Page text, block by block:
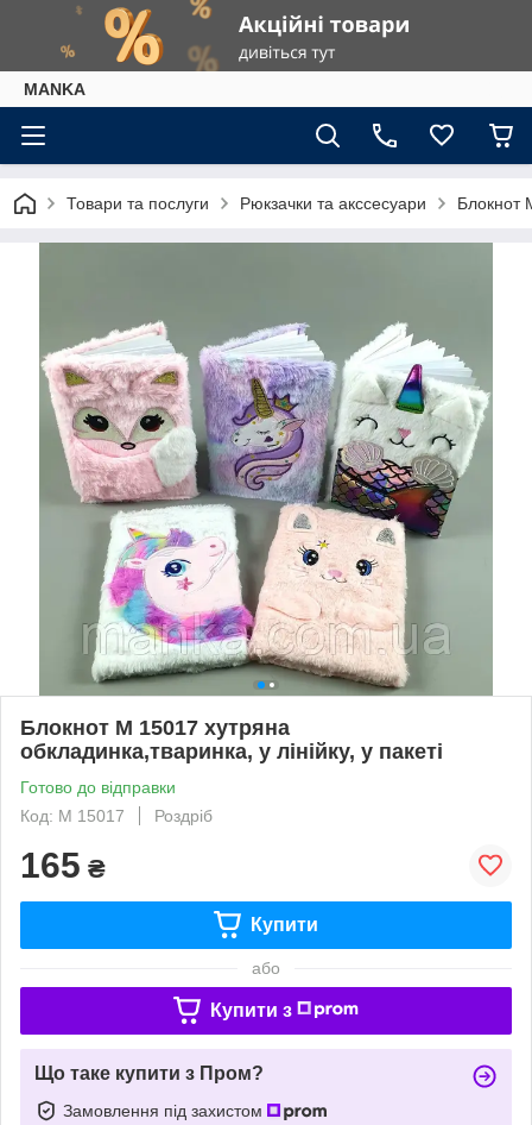
МАNKА
Товари та послуги Рюкзачки та акссесуари Блокнот
Блокнот M 15017 хутряна
обкладинка,тваринка, у лінійку, у пакеті
Готово до відправки
Код: M 15017
Роздріб
165 ₴
Купити
або
Купити з
Що таке купити з Пром?
Замовлення під захистом